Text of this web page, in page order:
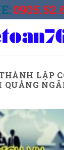
LẬP
QUẢNG